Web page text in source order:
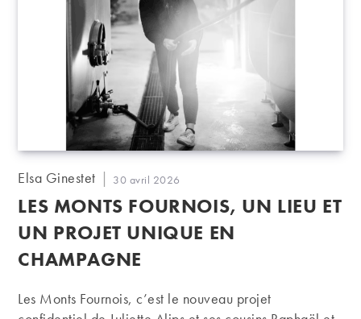
Auteur/autrice
la
publication :
Elsa Ginestet
Publication
publiée :
30 avril 2026
LES MONTS FOURNOIS, UN LIEU ET
UN PROJET UNIQUE EN
CHAMPAGNE
Les Monts Fournois, c’est le nouveau projet